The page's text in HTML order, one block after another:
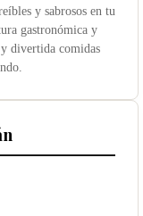
y sabrosos en tu
gastronómica y
divertida comidas